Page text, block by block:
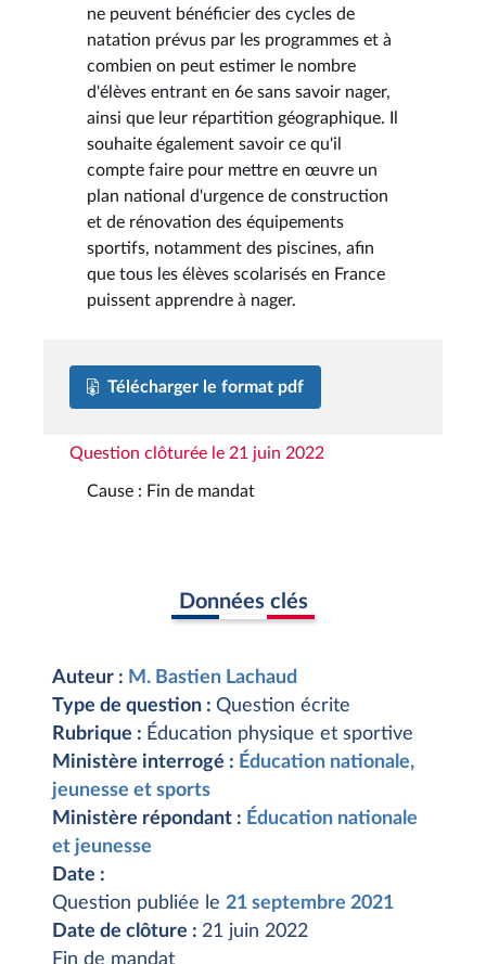
ne peuvent bénéficier des cycles de
natation prévus par les programmes et à
combien on peut estimer le nombre
d'élèves entrant en 6e sans savoir nager,
ainsi que leur répartition géographique. Il
souhaite également savoir ce qu'il
compte faire pour mettre en œuvre un
plan national d'urgence de construction
et de rénovation des équipements
sportifs, notamment des piscines, afin
que tous les élèves scolarisés en France
puissent apprendre à nager.
Télécharger le format pdf
Question clôturée le 21 juin 2022
Cause : Fin de mandat
Données clés
Auteur : M. Bastien Lachaud
Type de question : Question écrite
Rubrique : Éducation physique et sportive
Ministère interrogé : Éducation nationale,
jeunesse et sports
Ministère répondant : Éducation nationale
et jeunesse
Date :
Question publiée le 21 septembre 2021
Date de clôture : 21 juin 2022
Fin de mandat